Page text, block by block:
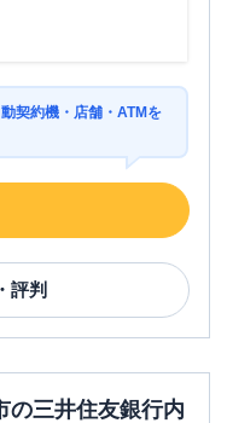
契約機・店舗・ATMを
評判
の三井住友銀行内